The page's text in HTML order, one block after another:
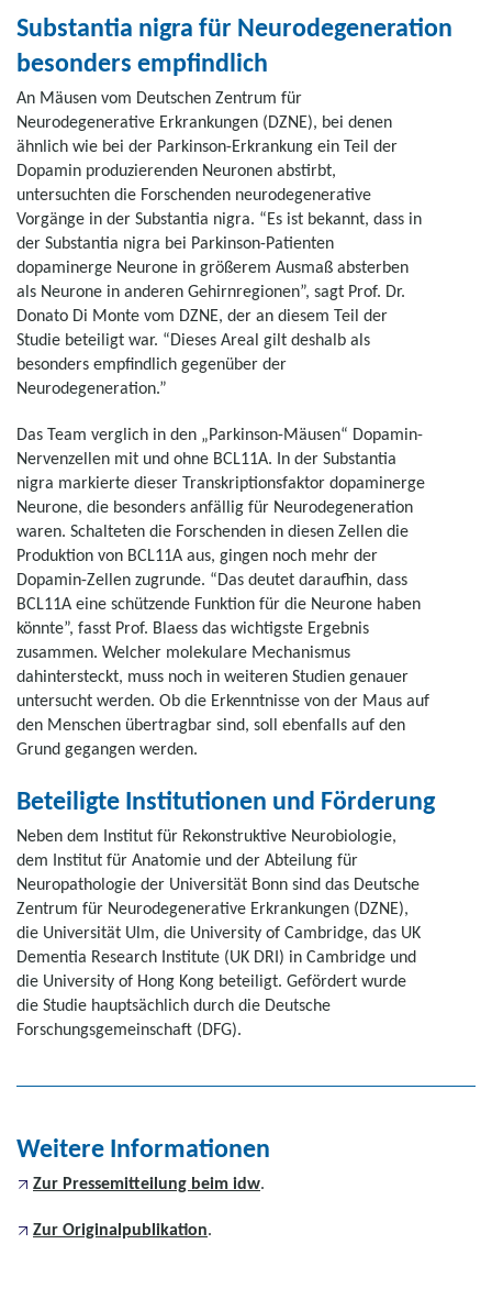
Substantia nigra für Neurodegeneration
besonders empfindlich
An Mäusen vom Deutschen Zentrum für
Neurodegenerative Erkrankungen (DZNE), bei denen
ähnlich wie bei der Parkinson-Erkrankung ein Teil der
Dopamin produzierenden Neuronen abstirbt,
untersuchten die Forschenden neurodegenerative
Vorgänge in der Substantia nigra. “Es ist bekannt, dass in
der Substantia nigra bei Parkinson-Patienten
dopaminerge Neurone in größerem Ausmaß absterben
als Neurone in anderen Gehirnregionen”, sagt Prof. Dr.
Donato Di Monte vom DZNE, der an diesem Teil der
Studie beteiligt war. “Dieses Areal gilt deshalb als
besonders empfindlich gegenüber der
Neurodegeneration.”
Das Team verglich in den „Parkinson-Mäusen“ Dopamin-
Nervenzellen mit und ohne BCL11A. In der Substantia
nigra markierte dieser Transkriptionsfaktor dopaminerge
Neurone, die besonders anfällig für Neurodegeneration
waren. Schalteten die Forschenden in diesen Zellen die
Produktion von BCL11A aus, gingen noch mehr der
Dopamin-Zellen zugrunde. “Das deutet daraufhin, dass
BCL11A eine schützende Funktion für die Neurone haben
könnte”, fasst Prof. Blaess das wichtigste Ergebnis
zusammen. Welcher molekulare Mechanismus
dahintersteckt, muss noch in weiteren Studien genauer
untersucht werden. Ob die Erkenntnisse von der Maus auf
den Menschen übertragbar sind, soll ebenfalls auf den
Grund gegangen werden.
Beteiligte Institutionen und Förderung
Neben dem Institut für Rekonstruktive Neurobiologie,
dem Institut für Anatomie und der Abteilung für
Neuropathologie der Universität Bonn sind das Deutsche
Zentrum für Neurodegenerative Erkrankungen (DZNE),
die Universität Ulm, die University of Cambridge, das UK
Dementia Research Institute (UK DRI) in Cambridge und
die University of Hong Kong beteiligt. Gefördert wurde
die Studie hauptsächlich durch die Deutsche
Forschungsgemeinschaft (DFG).
Weitere Informationen
Zur Pressemitteilung beim idw.
Zur Originalpublikation.